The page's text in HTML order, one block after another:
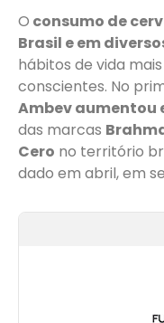
O consumo de
Brasil e em
hábitos de vida
conscientes. No
Ambev aumentou
das marcas
Cero no território
dado em abril, em